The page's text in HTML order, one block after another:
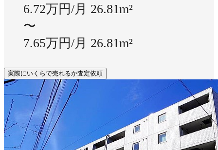
6.72万円/月 26.81m²
〜
7.65万円/月 26.81m²
実際にいくらで売れるか査定依頼